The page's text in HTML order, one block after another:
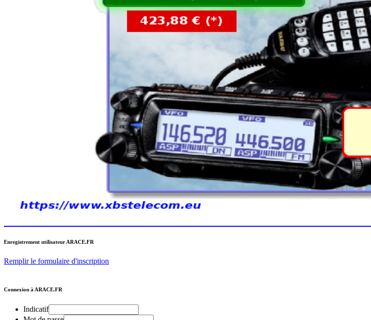
Enregistrement utilisateur ARACE.FR
Remplir le formulaire d'inscription
Connexion à ARACE.FR
Indicatif